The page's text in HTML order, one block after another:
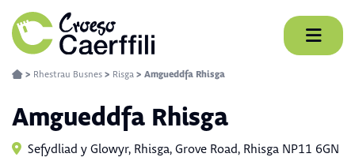
Skip
to
> Rhestrau Busnes > Risga > Amgueddfa Rhisga
Amgueddfa Rhisga
Sefydliad y Glowyr, Rhisga, Grove Road, Rhisga NP11 6GN